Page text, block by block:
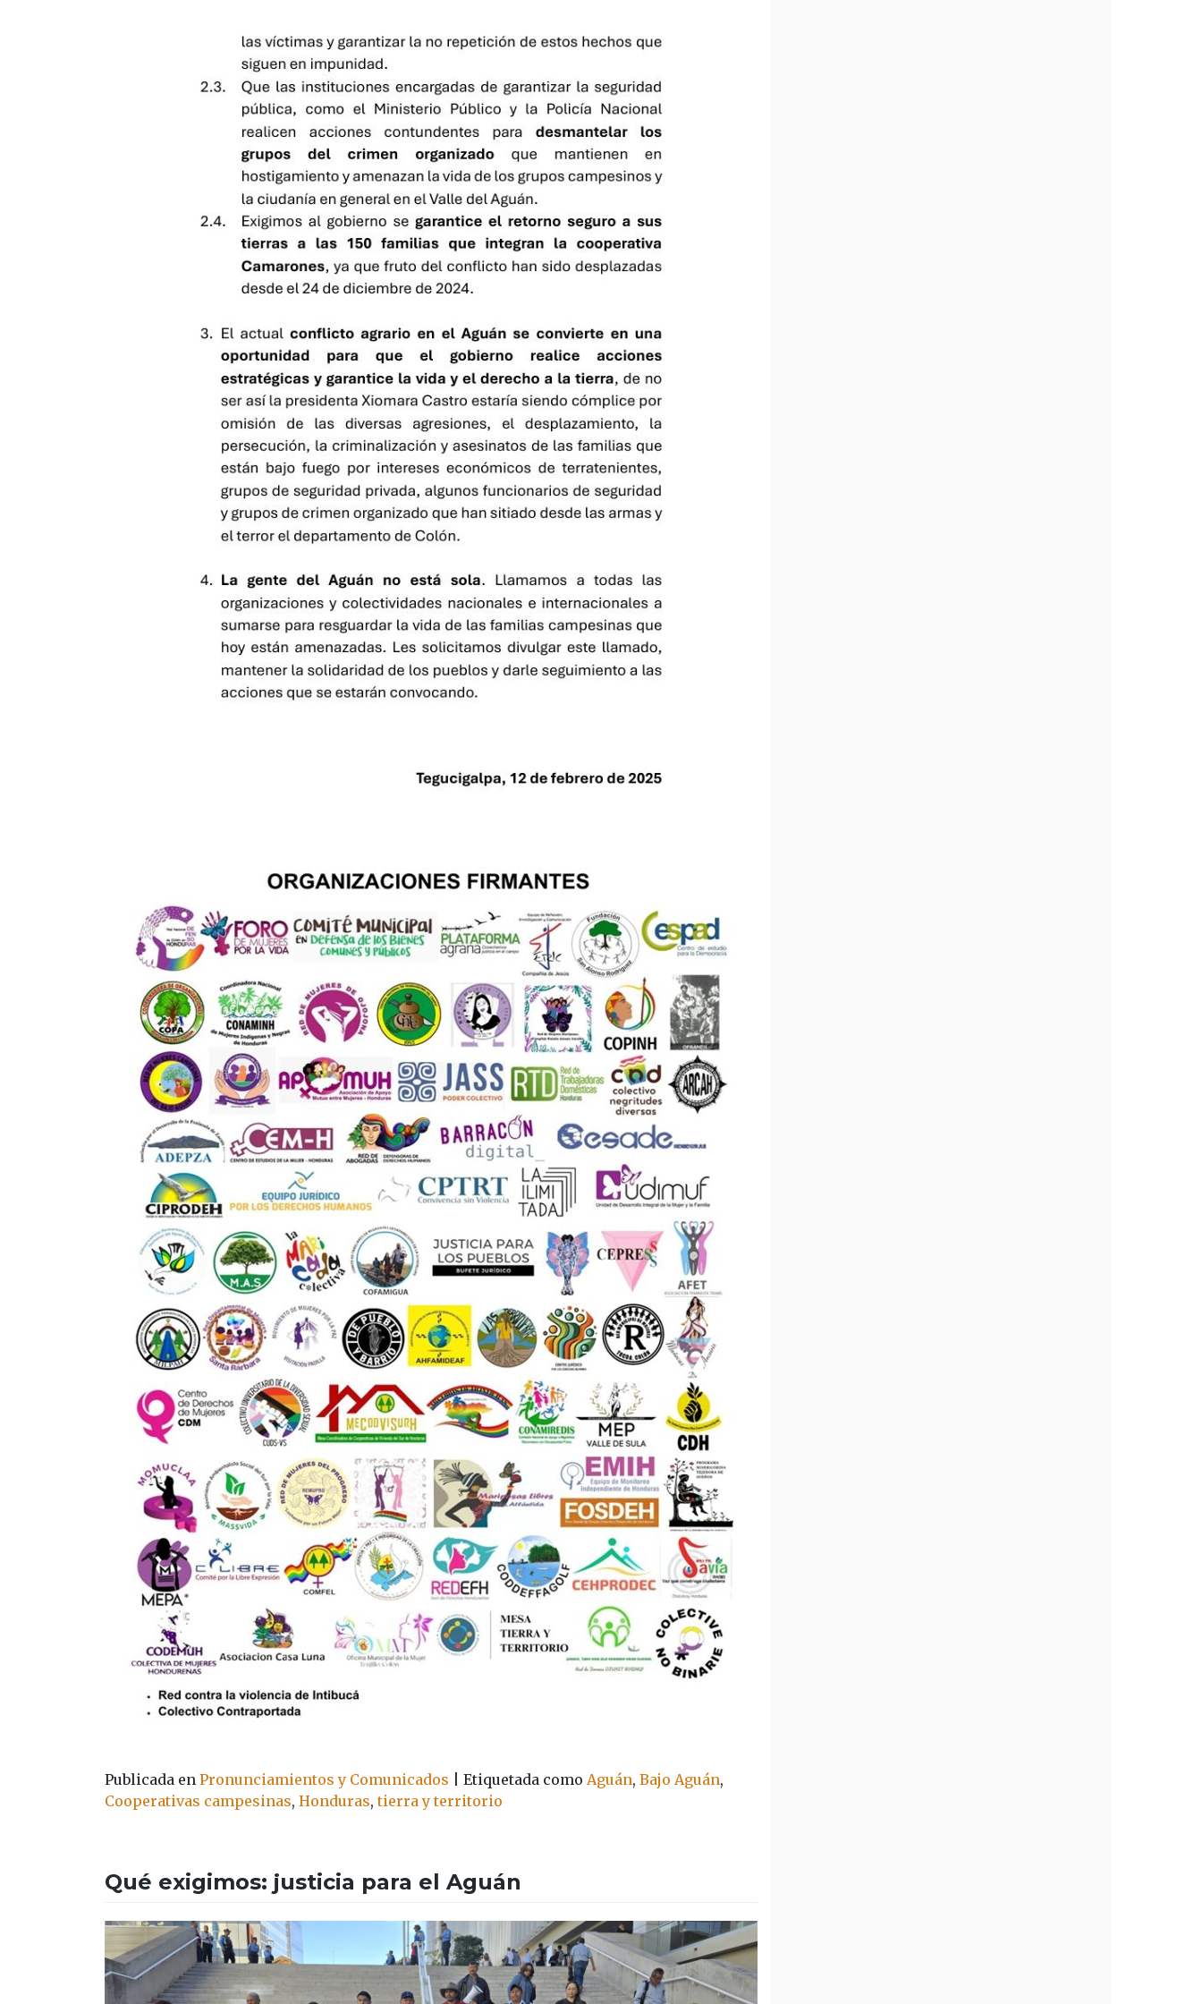
Publicada en Pronunciamientos y Comunicados Etiquetada como Aguán, Bajo Aguán,
Cooperativas campesinas, Honduras,tierra y territorio
Qué exigimos: justicia para el Aguán